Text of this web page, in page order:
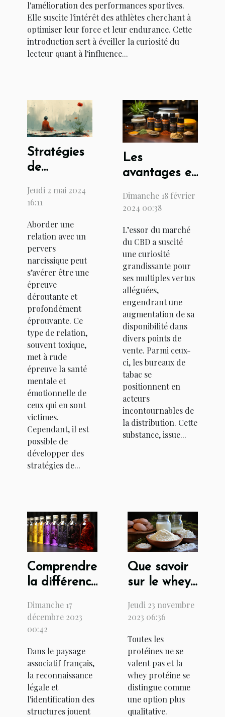
l'amélioration des performances sportives.
Elle suscite l'intérêt des athlètes cherchant à
optimiser leur force et leur endurance. Cette
introduction sert à éveiller la curiosité du
lecteur quant à l'influence...
Stratégies
de
et
de bien-
être pour
survivre à
une
relation
avec un
pervers
narcissique
Jeudi 2 mai 2024
16:11
Aborder une
relation avec un
pervers
narcissique peut
s’avérer être une
épreuve
déroutante et
profondément
éprouvante. Ce
type de relation,
souvent toxique,
met à rude
épreuve la santé
mentale et
émotionnelle de
ceux qui en sont
victimes.
Cependant, il est
possible de
développer des
stratégies de...
Les
avantages et
de l'achat de
les bureaux
de tabac
Dimanche 18 février
2024 00:38
L’essor du marché
du CBD a suscité
une curiosité
grandissante pour
ses multiples vertus
alléguées,
engendrant une
augmentation de sa
disponibilité dans
divers points de
vente. Parmi ceux-
ci, les bureaux de
tabac se
positionnent en
acteurs
incontournables de
la distribution. Cette
substance, issue...
Comprendre
la différence
l'extrait
RNE et
pour les
associations
Dimanche 17
décembre 2023
00:42
Dans le paysage
associatif français,
la reconnaissance
légale et
l'identification des
structures jouent
Que savoir
sur le whey
bienfaits et
indications
Jeudi 23 novembre
2023 06:36
Toutes les
protéines ne se
valent pas et la
whey protéine se
distingue comme
une option plus
qualitative.